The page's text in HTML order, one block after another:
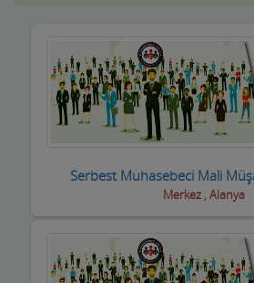
Asansörcüler
Av Malzemeleri
Avukatlar ve Hukuk Büroları
Ayakkabıcılar ve Çantacılar
Balık Evi Restaurant
Bar Disko Cafe
Serbest Muhasebeci Mali
Merkez , Alanya